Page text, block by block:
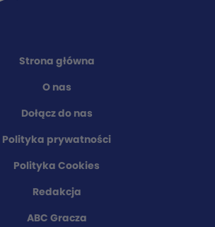
Strona główna
O nas
Dołącz do nas
Polityka prywatności
Polityka Cookies
Redakcja
ABC Gracza